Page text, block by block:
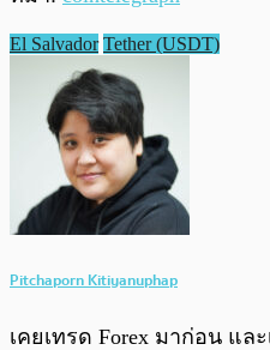
El Salvador Tether (USDT)
Pitchaporn Kitiyanuphap
เคยเทรด Forex มาก่อน แล